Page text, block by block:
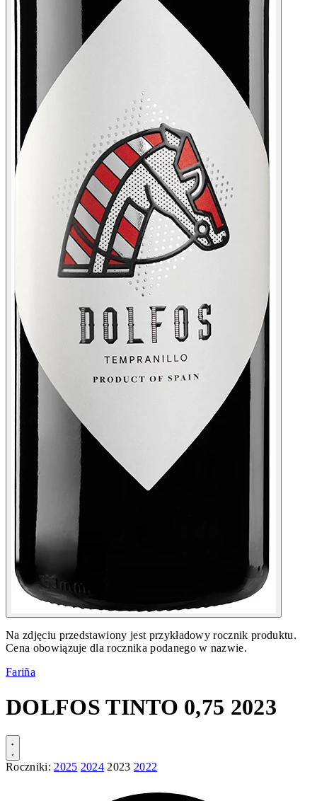
Na zdjęciu przedstawiony jest przykładowy rocznik produktu.
Cena obowiązuje dla rocznika podanego w nazwie.
Fariña
DOLFOS TINTO 0,75 2023
Roczniki: 2025 2024 2023 2022